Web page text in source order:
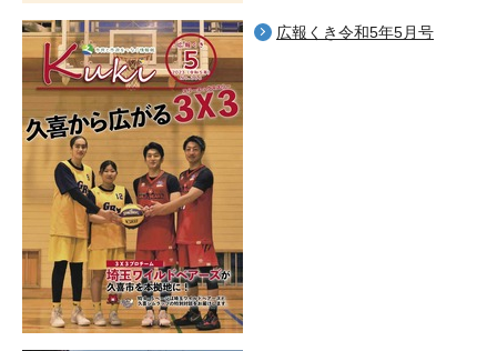
広報くき令和5年5月号